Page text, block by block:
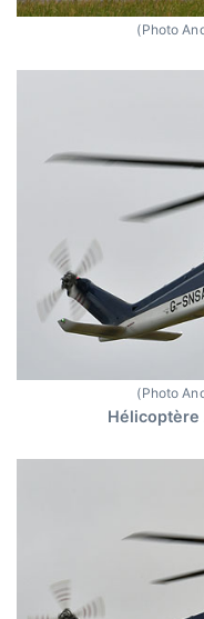
(Photo
(Photo
Hélicoptère